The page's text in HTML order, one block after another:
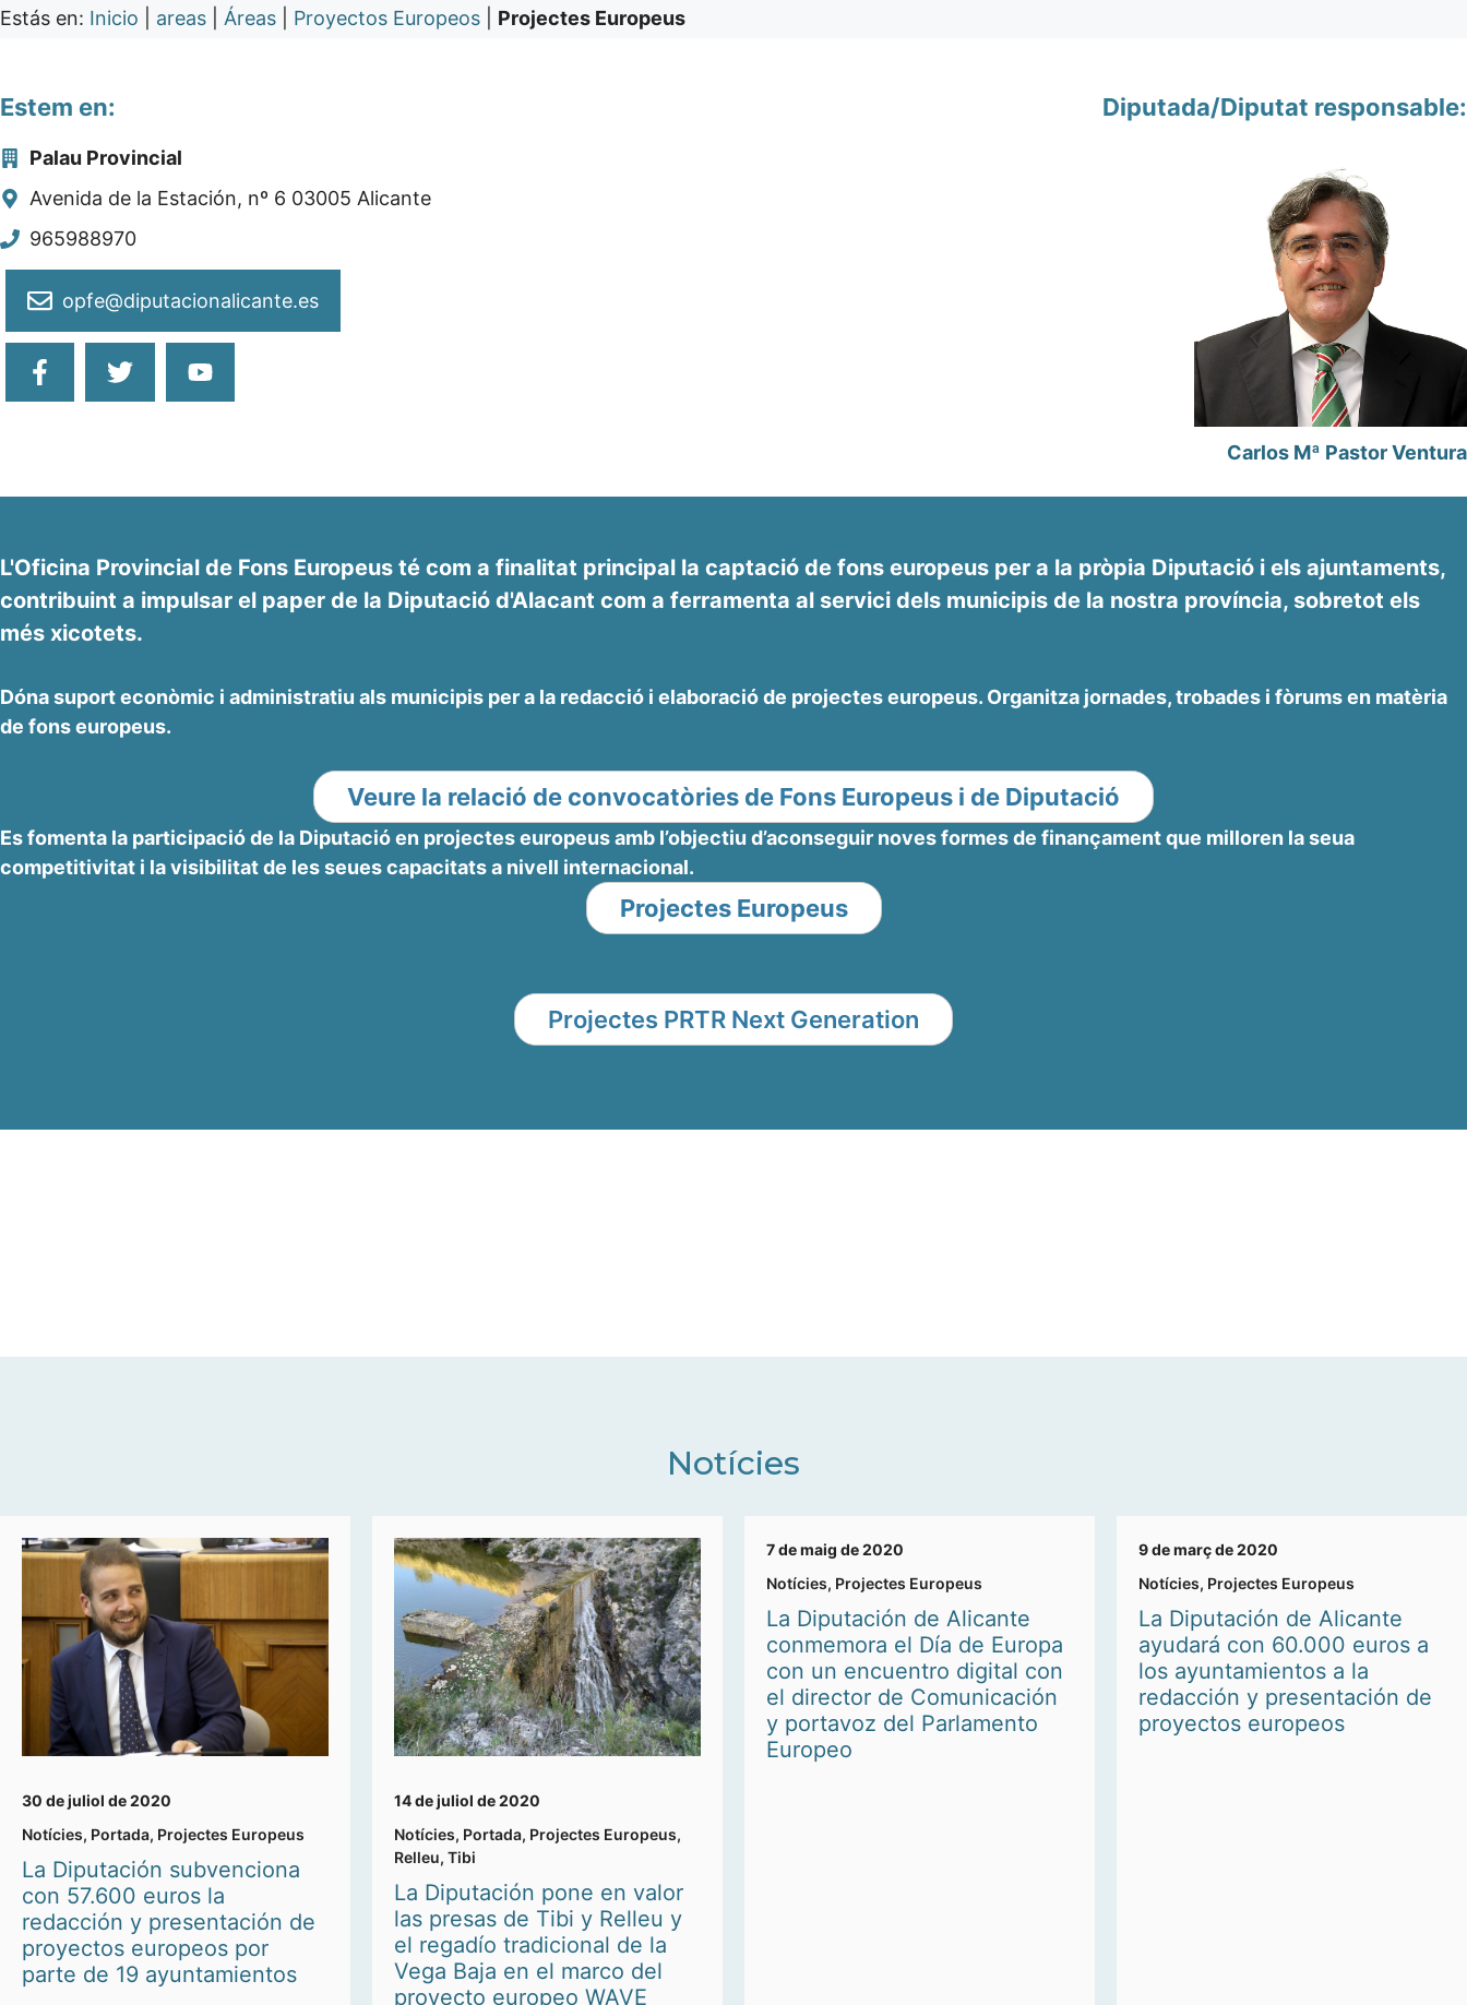
Estás en: Inicio areas Áreas Proyectos Europeos Projectes Europeus
Estem en:
Palau Provincial
Avenida de la Estación, nº 6 03005 Alicante
965988970
opfe@diputacionalicante.es
Diputada/Diputat responsable:
Carlos Mª Pastor Ventura
L'Oficina Provincial de Fons Europeus té com a finalitat principal la captació de fons europeus per a la pròpia Diputació i els ajuntaments,
contribuint a impulsar el paper de la Diputació d'Alacant com a ferramenta al servici dels municipis de la nostra província, sobretot els
més xicotets.
Dóna suport econòmic i administratiu als municipis per a la redacció i elaboració de projectes europeus. Organitza jornades, trobades i fòrums en matèria
de fons europeus.
Veure la relació de convocatòries de Fons Europeus i de Diputació
Es fomenta la participació de la Diputació en projectes europeus amb l’objectiu d’aconseguir noves formes de finançament que milloren la seua
competitivitat i la visibilitat de les seues capacitats a nivell internacional.
Projectes Europeus
Projectes PRTR Next Generation
Notícies
30 de juliol de 2020
Notícies, Portada, Projectes Europeus
La Diputación subvenciona
con 57.600 euros la
redacción y presentación de
proyectos europeos por
parte de 19 ayuntamientos
14 de juliol de 2020
Notícies, Portada, Projectes Europeus,
Relleu, Tibi
La Diputación pone en valor
las presas de Tibi y Relleu y
el regadío tradicional de la
Vega Baja en el marco del
proyecto europeo WAVE
7 de maig de 2020
Notícies, Projectes Europeus
La Diputación de Alicante
conmemora el Día de Europa
con un encuentro digital con
el director de Comunicación
y portavoz del Parlamento
Europeo
9 de març de 2020
Notícies, Projectes Europeus
La Diputación de Alicante
ayudará con 60.000 euros a
los ayuntamientos a la
redacción y presentación de
proyectos europeos